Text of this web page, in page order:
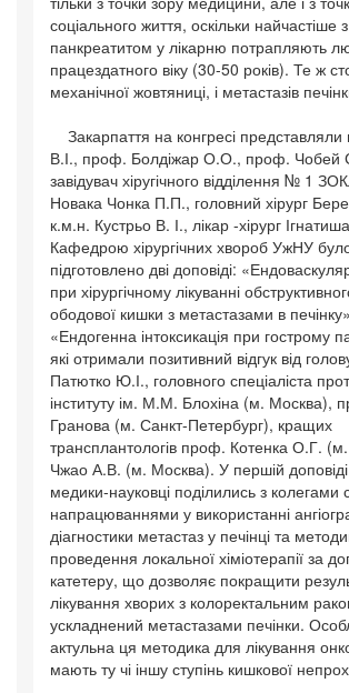
соціального життя, оскільки найчастіше з
панкреатитом у лікарню потрапляють
працездатного віку (30-50 років). Те ж
механічної жовтяниці, і метастазів
Закарпаття на конгресі
В.І., проф. Болдіжар О.О., проф. Чобей
завідувач хіругічного відділення № 1
Новака Чонка П.П., головний хірург
к.м.н. Кустрьо В. І., лікар -хірург
Кафедрою хірургічних хвороб УжНУ
підготовлено дві доповіді:
при хірургічному лікуванні
ободової кишки з метастазами в
«Ендогенна інтоксикація при гострому
які отримали позитивний відгук від
Патютко Ю.І., головного спеціаліста
інституту ім. М.М. Блохіна (м. Москва),
Гранова (м. Санкт-Петербург), кращих
трансплантологів проф. Котенка О.Г. (м.
Чжао А.В. (м. Москва). У першій доповіді
медики-науковці поділились з колегами
напрацюваннями у використанні
діагностики метастаз у печінці та
проведення локальної хіміотерапії за
катетеру, що дозволяє покращити
лікування хворих з колоректальним
ускладнений метастазами печінки.
актульна ця методика для лікування
мають ту чі іншу ступінь кишкової